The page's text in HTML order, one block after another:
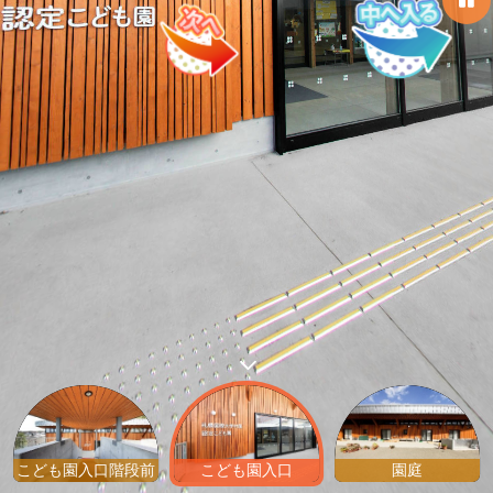
こども園入口階段前 こども園入口 園庭